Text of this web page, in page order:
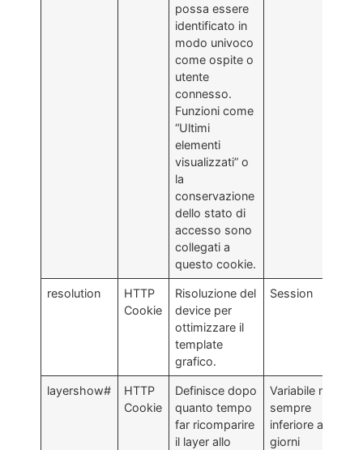
possa essere
identificato in
modo univoco
come ospite o
utente
connesso.
Funzioni come
“Ultimi
elementi
visualizzati” o
la
conservazione
dello stato di
accesso sono
collegati a
questo cookie.
resolution
HTTP
Cookie
Risoluzione del
device per
ottimizzare il
template
grafico.
Session
layershow#
HTTP
Cookie
Definisce dopo
quanto tempo
far ricomparire
il layer allo
Variabile ma
sempre
inferiore a 7
giorni